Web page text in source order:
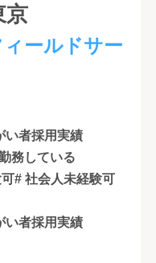
京
ールドサー
い者採用実績
務している
# 社会人未経験可
い者採用実績